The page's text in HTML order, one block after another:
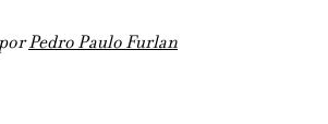
Pedro Paulo Furlan